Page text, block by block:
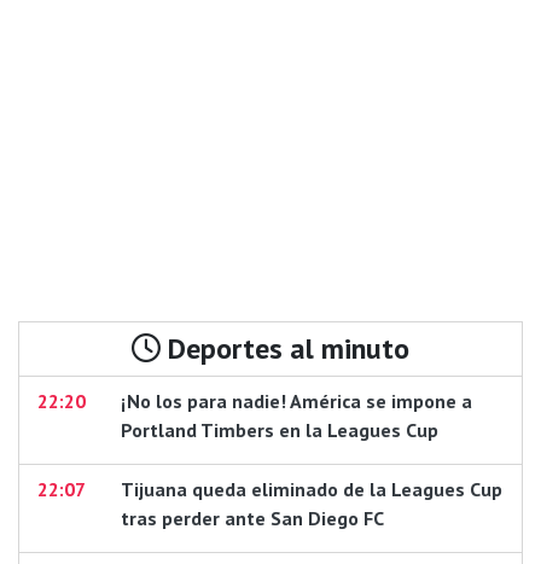
Deportes al minuto
22:20
¡No los para nadie! América se impone a
Portland Timbers en la Leagues Cup
22:07
Tijuana queda eliminado de la Leagues Cup
tras perder ante San Diego FC